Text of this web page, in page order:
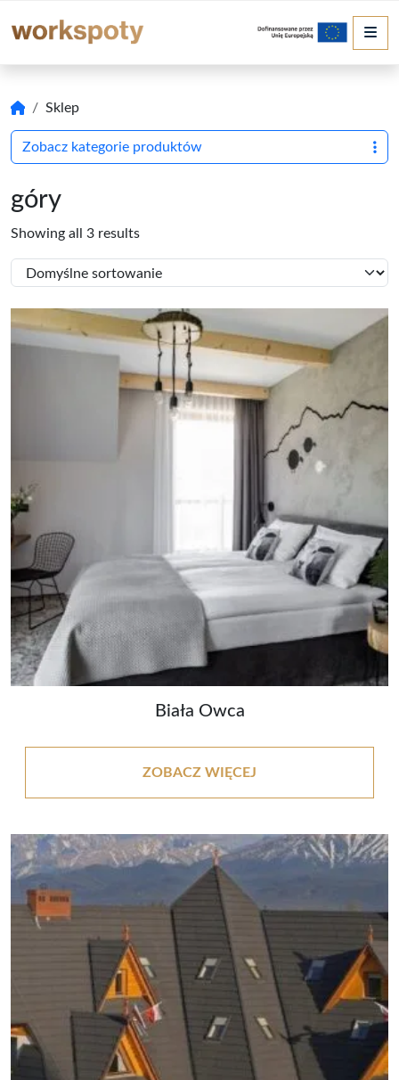
Sklep
góry
Showing all 3 results
Biała Owca
ZOBACZ WIĘCEJ
Zobacz kategorie produktów